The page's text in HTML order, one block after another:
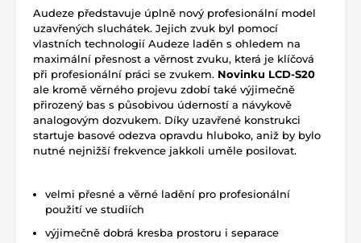
Audeze představuje úplně nový profesionální model
uzavřených sluchátek. Jejich zvuk byl pomocí
vlastních technologií Audeze laděn s ohledem na
maximální přesnost a věrnost zvuku, která je klíčová
při profesionální práci se zvukem. Novinku LCD-S20
ale kromě věrného projevu zdobí také výjimečně
přirozený bas s působivou úderností a návykově
analogovým dozvukem. Díky uzavřené konstrukci
startuje basové odezva opravdu hluboko, aniž by bylo
nutné nejnižší frekvence jakkoli uměle posilovat.
velmi přesné a věrné ladění pro profesionální
použití ve studiích
výjimečně dobrá kresba prostoru i separace